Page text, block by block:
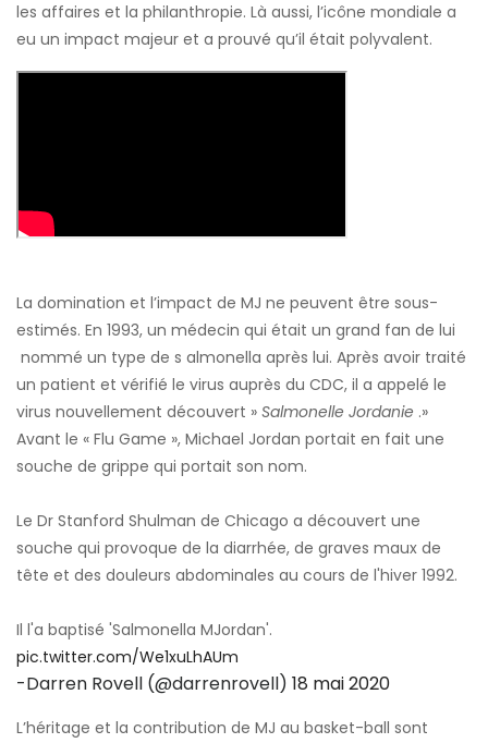
les affaires et la philanthropie. Là aussi, l’icône mondiale a
eu un impact majeur et a prouvé qu’il était polyvalent.
La domination et l’impact de MJ ne peuvent être sous-
estimés. En 1993, un médecin qui était un grand fan de lui
nommé un type de s almonella après lui. Après avoir traité
un patient et vérifié le virus auprès du CDC, il a appelé le
virus nouvellement découvert » Salmonelle Jordanie .»
Avant le « Flu Game », Michael Jordan portait en fait une
souche de grippe qui portait son nom.
Le Dr Stanford Shulman de Chicago a découvert une
souche qui provoque de la diarrhée, de graves maux de
tête et des douleurs abdominales au cours de l'hiver 1992.
Il l'a baptisé 'Salmonella MJordan'.
pic.twitter.com/We1xuLhAUm
-Darren Rovell (@darrenrovell) 18 mai 2020
L’héritage et la contribution de MJ au basket-ball sont